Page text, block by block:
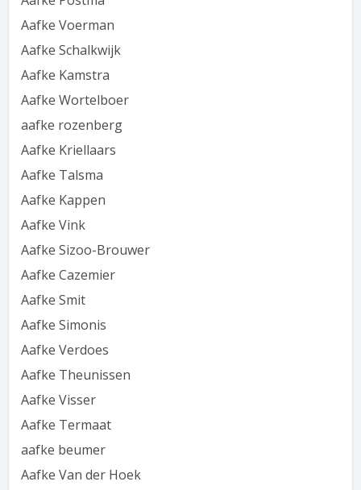
Aafke Voerman
Aafke Schalkwijk
Aafke Kamstra
Aafke Wortelboer
aafke rozenberg
Aafke Kriellaars
Aafke Talsma
Aafke Kappen
Aafke Vink
Aafke Sizoo-Brouwer
Aafke Cazemier
Aafke Smit
Aafke Simonis
Aafke Verdoes
Aafke Theunissen
Aafke Visser
Aafke Termaat
aafke beumer
Aafke Van der Hoek